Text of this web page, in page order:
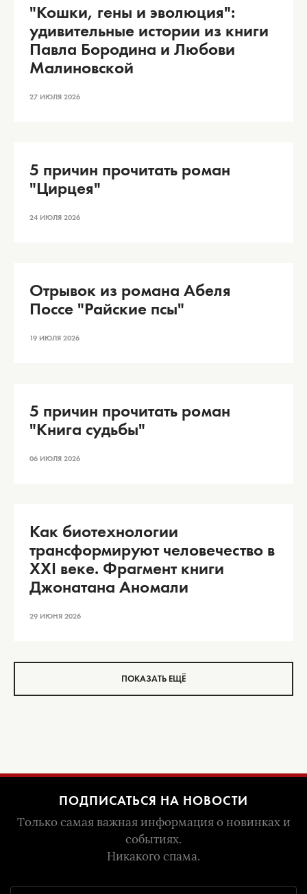
"Кошки, гены и эволюция":
удивительные истории из книги
Павла Бородина и Любови
Малиновской
27 ИЮЛЯ 2026
5 причин прочитать роман
"Цирцея"
24 ИЮЛЯ 2026
Отрывок из романа Абеля
Поссе "Райские псы"
19 ИЮЛЯ 2026
5 причин прочитать роман
"Книга судьбы"
06 ИЮЛЯ 2026
Как биотехнологии
трансформируют человечество в
XXI веке. Фрагмент книги
Джонатана Аномали
29 ИЮНЯ 2026
ПОКАЗАТЬ ЕЩЁ
ПОДПИСАТЬСЯ НА НОВОСТИ
Только самая важная информация о новинках и
событиях.
Никакого спама.